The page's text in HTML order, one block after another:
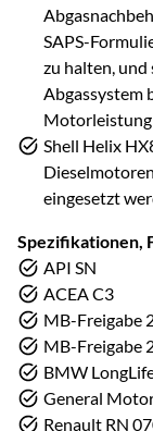
SAPS-
zu halten,
Abgassystem
Shell Helix
eingesetzt
Spezifikationen,
API SN
ACEA C3
MB-Freigabe
MB-Freigabe
BMW
General
Renault RN